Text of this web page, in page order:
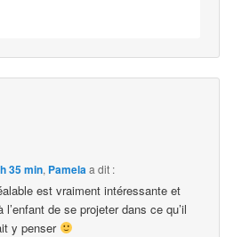
35 min, Pamelaa dit :
est vraiment intéressante et
de se projeter dans ce qu’il
y penser